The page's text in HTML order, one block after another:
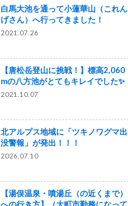
白馬大池を通って小蓮華山（これん
げさん）へ行ってきました！
2021.07.26
【唐松岳登山に挑戦！】標高2,060
mの八方池がとてもキレイでした✨
2021.10.07
北アルプス地域に「ツキノワグマ出
没警報」が発出！！！
2026.07.10
【湯俣温泉・噴湯丘（の近くまで）
への行き方】（大町市勤務になって